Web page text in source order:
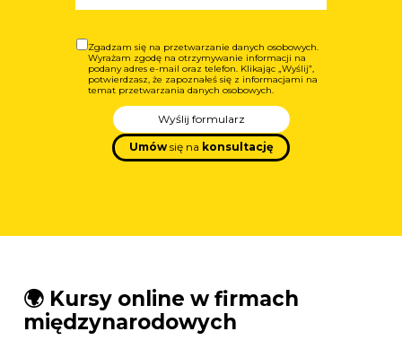
🌍 Kursy online w firmach
międzynarodowych
Zgadzam się na przetwarzanie danych osobowych.
Wyrażam zgodę na otrzymywanie informacji na
podany adres e-mail oraz telefon. Klikając „Wyślij”,
potwierdzasz, że zapoznałeś się z informacjami na
temat przetwarzania danych osobowych.
Wyślij formularz
Umów się na konsultację